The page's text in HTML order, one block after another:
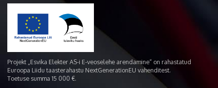
Projekt „Esvika Elekter AS-i E-veoselehe arendamine“ on rahastatud
Euroopa Liidu taasterahastu NextGenerationEU vahenditest.
Toetuse summa 15 000 €.